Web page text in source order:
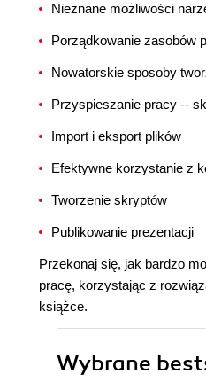
Nieznane możliwości
Porządkowanie zasobów
Nowatorskie sposoby
Przyspieszanie pracy --
Import i eksport plików
Efektywne korzystanie z
Tworzenie skryptów
Publikowanie prezentacji
Przekonaj się, jak bardzo
pracę, korzystając z
książce.
Wybrane